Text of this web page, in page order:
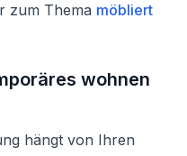
zum Thema möbliert
wohnen
hängt von Ihren